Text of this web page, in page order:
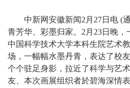
中新网安徽新闻2月27日电 (
青芳华、彩墨归家。2月23日晚
中国科学技术大学本科生院艺术
场，一幅幅水墨丹青，表达了校
个个驻足身影，拉近了科学与艺
友、本次画展组织者於碧海深情